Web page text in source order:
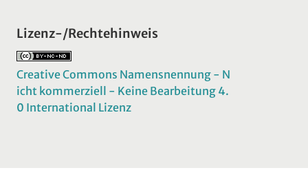
Lizenz-/Rechtehinweis
Creative Commons Namensnennung - N
icht kommerziell - Keine Bearbeitung 4.
0 International Lizenz